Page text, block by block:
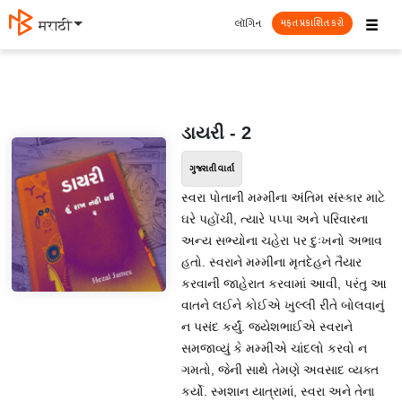
मराठी ☰
લૉગિન મફત પ્રકાશિત કરો
ડાયરી - 2
ગુજરાતી વાર્તા
સ્વરા પોતાની મમ્મીના અંતિમ સંસ્કાર માટે
ઘરે પહોંચી, ત્યારે પપ્પા અને પરિવારના
અન્ય સભ્યોના ચહેરા પર દુઃખનો અભાવ
હતો. સ્વરાને મમ્મીના મૃતદેહને તૈયાર
કરવાની જાહેરાત કરવામાં આવી, પરંતુ આ
વાતને લઈને કોઈએ ખુલ્લી રીતે બોલવાનું
ન પસંદ કર્યું. જયેશભાઈએ સ્વરાને
સમજાવ્યું કે મમ્મીએ ચાંદલો કરવો ન
ગમતો, જેની સાથે તેમણે અવસાદ વ્યક્ત
કર્યો. સ્મશાન યાત્રામાં, સ્વરા અને તેના